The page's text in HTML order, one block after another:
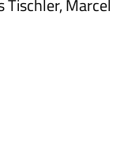
Tischler, Marcel